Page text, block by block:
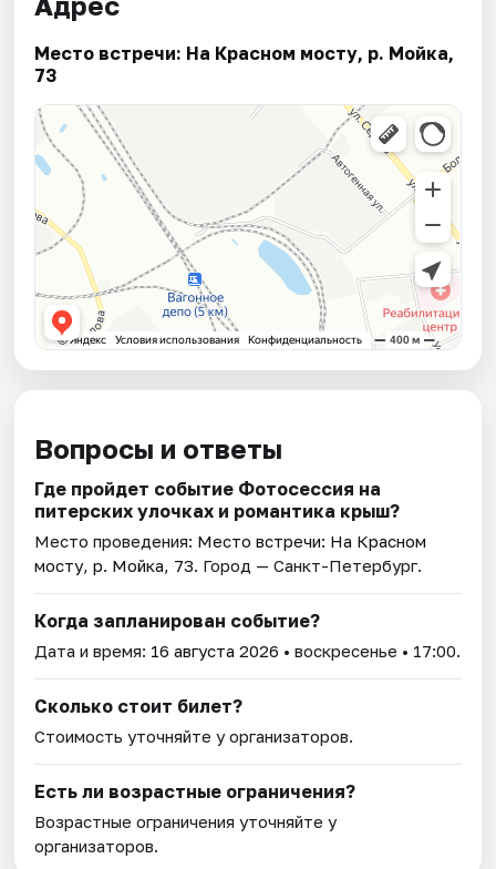
Место встречи: На Красном мосту, р. Мойка,
73
Вопросы и ответы
Где пройдет событие Фотосессия на
питерских улочках и романтика крыш?
Место проведения: Место встречи: На Красном
мосту, р. Мойка, 73. Город — Санкт-Петербург.
Когда запланирован событие?
Дата и время: 16 августа 2026 • воскресенье • 17:00.
Сколько стоит билет?
Стоимость уточняйте у организаторов.
Есть ли возрастные ограничения?
Возрастные ограничения уточняйте у
организаторов.